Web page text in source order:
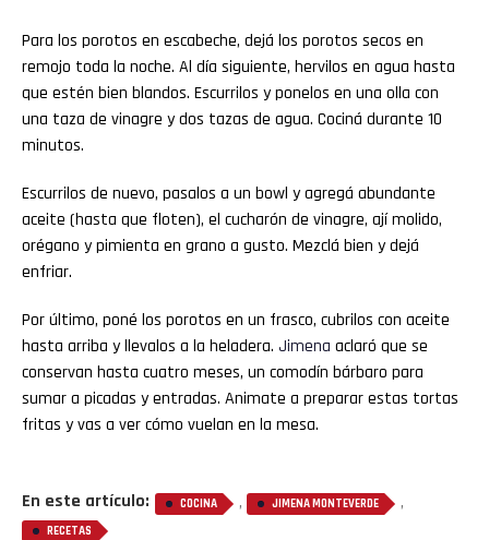
Para los porotos en escabeche, dejá los porotos secos en
remojo toda la noche. Al día siguiente, hervilos en agua hasta
que estén bien blandos. Escurrilos y ponelos en una olla con
una taza de vinagre y dos tazas de agua. Cociná durante 10
minutos.
Escurrilos de nuevo, pasalos a un bowl y agregá abundante
aceite (hasta que floten), el cucharón de vinagre, ají molido,
orégano y pimienta en grano a gusto. Mezclá bien y dejá
enfriar.
Por último, poné los porotos en un frasco, cubrilos con aceite
hasta arriba y llevalos a la heladera. Jimena aclaró que se
conservan hasta cuatro meses, un comodín bárbaro para
sumar a picadas y entradas. Animate a preparar estas tortas
fritas y vas a ver cómo vuelan en la mesa.
En este artículo: COCINA , JIMENA MONTEVERDE ,
RECETAS